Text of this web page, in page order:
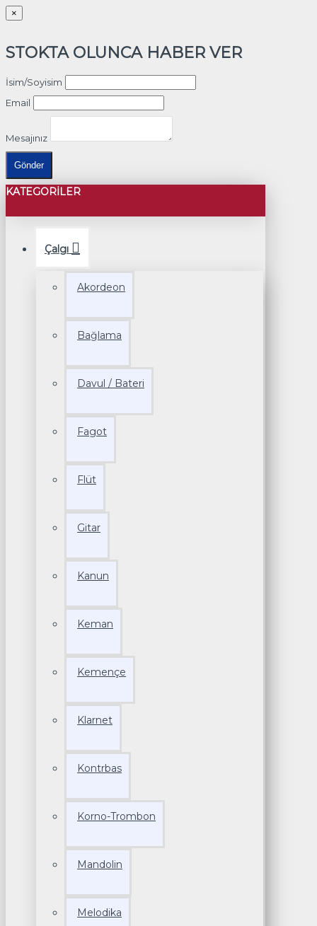
×
STOKTA OLUNCA HABER VER
İsim/Soyisim
Email
Mesajınız
Gönder
KATEGORILER
Çalgı
Akordeon
Bağlama
Davul / Bateri
Fagot
Flüt
Gitar
Kanun
Keman
Kemençe
Klarnet
Kontrbas
Korno-Trombon
Mandolin
Melodika